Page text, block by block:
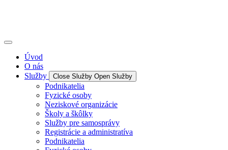
Úvod
O nás
Služby
Close Služby Open Služby
Podnikatelia
Fyzické osoby
Neziskové organizácie
Školy a škôlky
Služby pre samosprávy
Registrácie a administratíva
Podnikatelia